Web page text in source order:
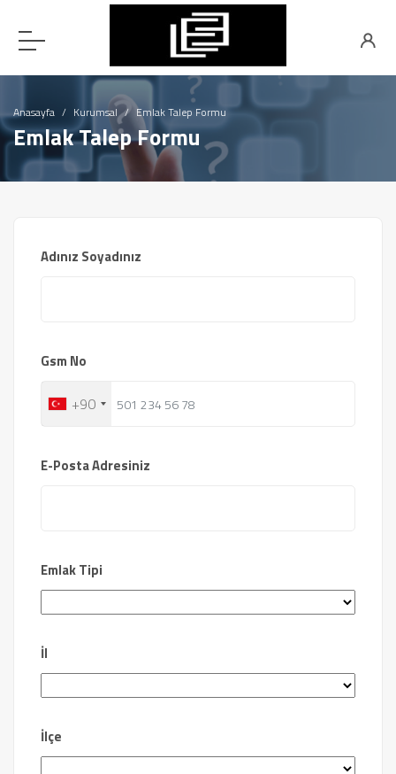
Anasayfa Kurumsal Emlak Talep Formu
Emlak Talep Formu
Adınız Soyadınız
Gsm No
+90
E-Posta Adresiniz
Emlak Tipi
İl
İlçe